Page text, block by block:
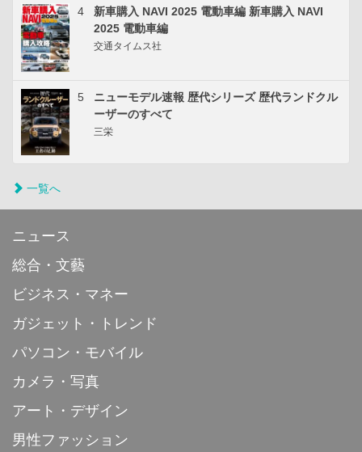
4
新車購入 NAVI 2025 電動車編 新車購入 NAVI
2025 電動車編
交通タイムス社
5
ニューモデル速報 歴代シリーズ 歴代ランドクル
ーザーのすべて
三栄
一覧へ
ニュース
総合・文藝
ビジネス・マネー
ガジェット・トレンド
パソコン・モバイル
カメラ・写真
アート・デザイン
男性ファッション